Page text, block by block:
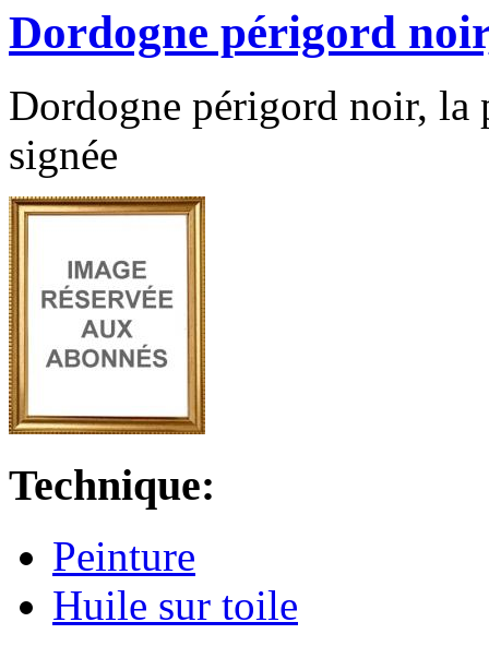
Dordogne périgord
Dordogne périgord noir, la
signée
Technique:
Peinture
Huile sur toile